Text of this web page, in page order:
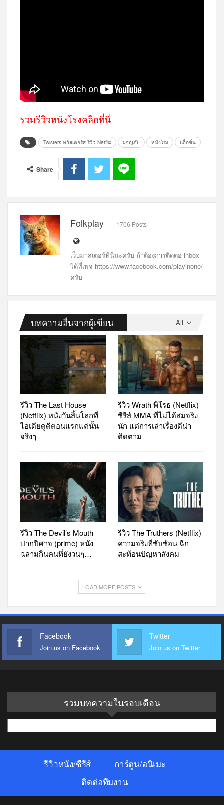
รวมรีวิวหนังโรงคลิกที่นี่
Twisters ทวิสเตอร์ส รีวิว Netflix ผจญภัย หนังโรง แอ็กชั่น
Share
Folkplay 1706 Posts
เว็บมาสเตอร์ที่นี่นะครับ ถ้าต้องการติดต่อ inbox
ได้ที่เพจ https://www.facebook.com/playinone/
ครับ
All
บทความอื่นจากผู้เขียน
รีวิว The Last House
(Netflix) หนังวันสิ้นโลกที่
ไอเดียดูดีตอนแรกแค่นั้น
จริงๆ
รีวิว Wrath พิโรธ (Netflix)
ซีรีส์ MMA ที่ไม่ได้สมจริง
นัก แต่การเล่าเรื่องดีน่า
ติดตาม
รีวิว The Devil’s Mouth
ปากปีศาจ (prime) หนัง
ฉลามกินคนที่ยังวนๆ…
รีวิว The Truthers (Netflix)
ความจริงที่ซับซ้อน ฉีก
สะท้อนปัญหาสังคม
LOAD MORE POSTS
Facebook
Join us on Facebook
Twitter
Join us on Twitter
รวมบทความในรอบเดือน
ใน
รีวิวหนัง/ซีรีส์
การ์ตูน/อนิเมะ
ติดต่อทีมงาน